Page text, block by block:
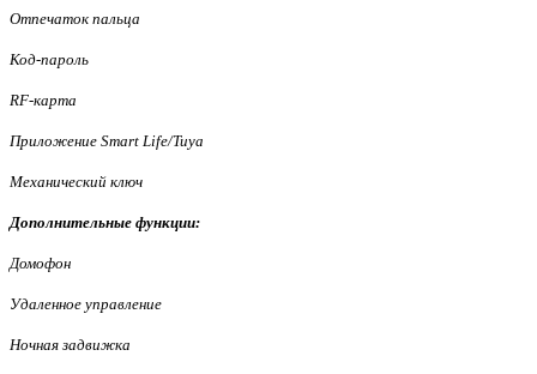
Отпечаток пальца
Код-пароль
RF-карта
Приложение Smart Life/Tuya
Механический ключ
Дополнительные функции:
Домофон
Удаленное управление
Ночная задвижка